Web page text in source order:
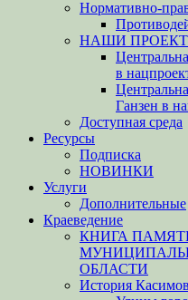
Нормативно-
НАШИ
в
Ганзен в
Доступная среда
Ресурсы
Подписка
НОВИНКИ
Услуги
Дополнительные
Краеведение
КНИГА
ОБЛАСТИ
История